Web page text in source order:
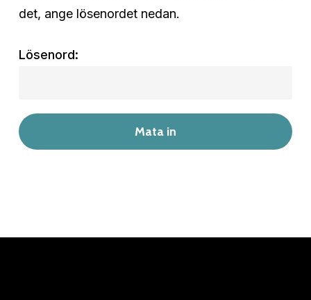
det, ange lösenordet nedan.
Lösenord: